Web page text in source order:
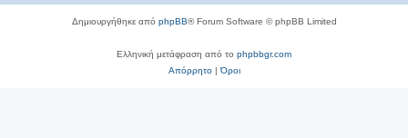
Δημιουργήθηκε από phpBB® Forum Software © phpBB Limited
Ελληνική μετάφραση από το phpbbgr.com
Απόρρητο|Όροι